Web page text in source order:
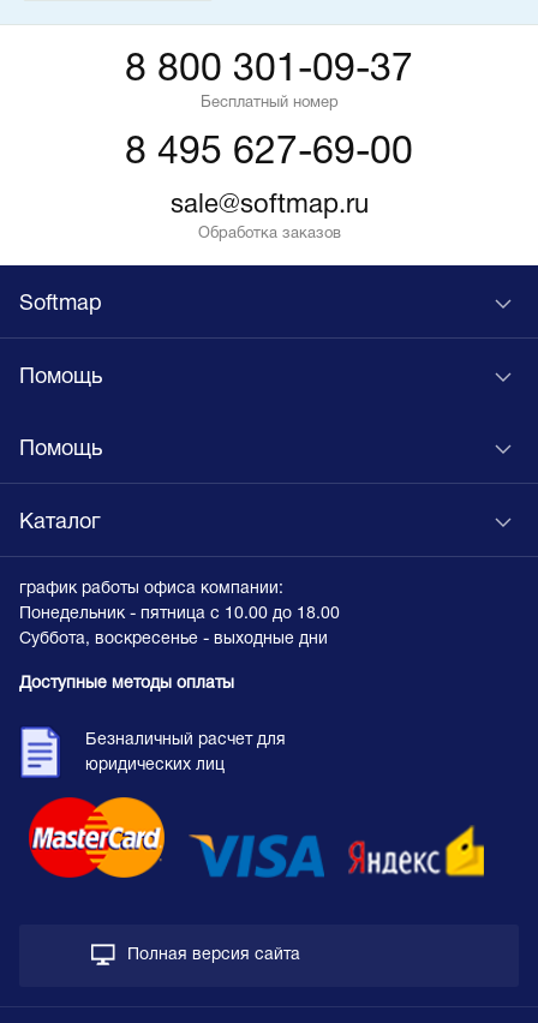
8 800 301-09-37
Бесплатный номер
8 495 627-69-00
sale@softmap.ru
Обработка заказов
Softmap
Помощь
Помощь
Каталог
график работы офиса компании:
Понедельник - пятница с 10.00 до 18.00
Суббота, воскресенье - выходные дни
Доступные методы оплаты
Безналичный расчет для
юридических лиц
Полная версия сайта